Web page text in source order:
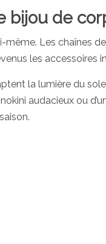
bijou de
même. Les chaînes
les accessoires
la lumière du
audacieux ou